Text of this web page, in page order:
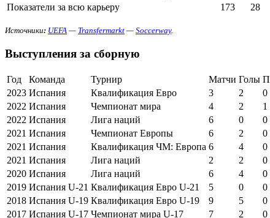
Показатели за всю карьеру
173 28
Источники: UEFA — Transfermarkt — Soccerway.
Выступления за сборную
Год Команда Турнир Матчи Голы
2023 Испания Квалификация Евро 3 2 0
2022 Испания Чемпионат мира 4 2 1
2022 Испания Лига наций 6 0 0
2021 Испания Чемпионат Европы 6 2 0
2021 Испания Квалификация ЧМ: Европа 6 4 0
2021 Испания Лига наций 2 2 0
2020 Испания Лига наций 6 4 0
2019 Испания U-21 Квалификация Евро U-21 5 0 0
2018 Испания U-19 Квалификация Евро U-19 9 5 0
2017 Испания U-17 Чемпионат мира U-17 7 2 0